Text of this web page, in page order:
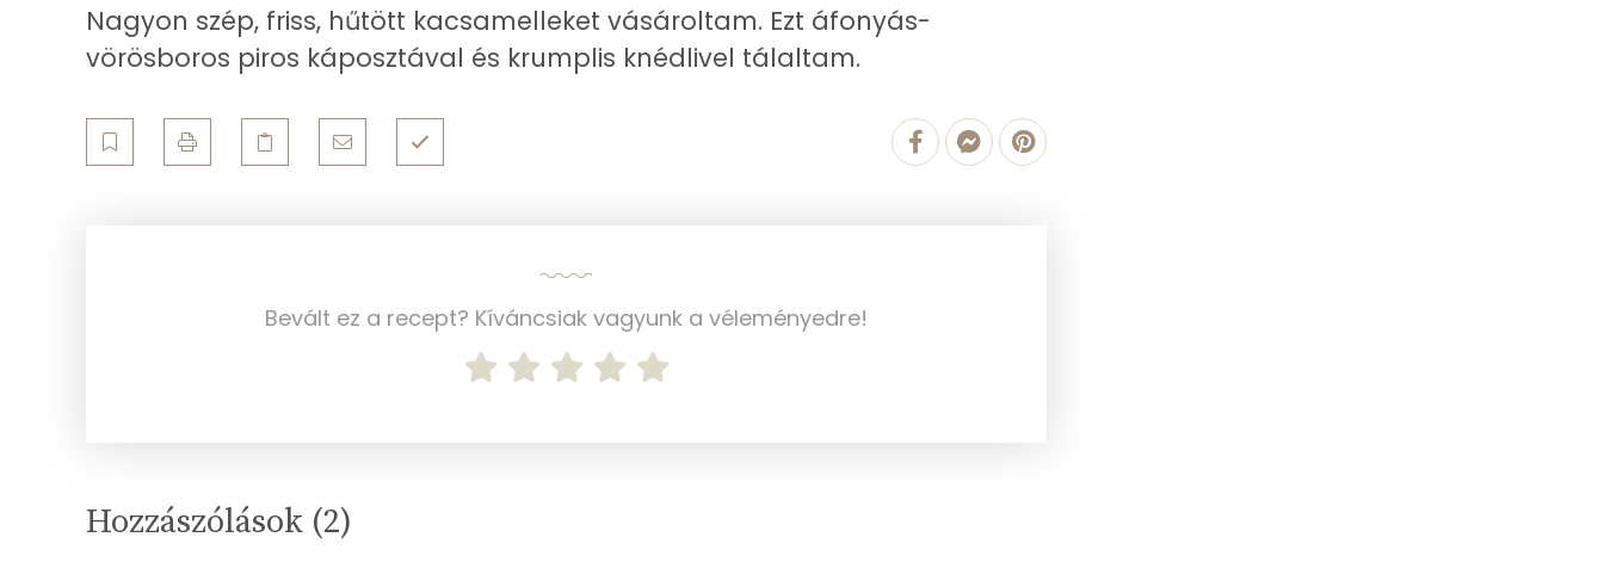
Többszörösen telítetlen zsírsav
Koleszterin
Ásványi anyagok
Foszfor
Nagyon szép, friss, hűtött kacsamelleket vásároltam. Ezt áfonyás-
vörösboros piros káposztával és krumplis knédlivel tálaltam.
Bevált ez a recept? Kíváncsiak vagyunk a véleményedre!
Hozzászólások (2)